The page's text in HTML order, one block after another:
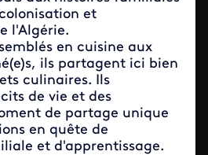
et
l'Algérie.
en cuisine aux
ils partagent ici bien
culinaires. Ils
de vie et des
de partage unique
en quête de
et d'apprentissage.